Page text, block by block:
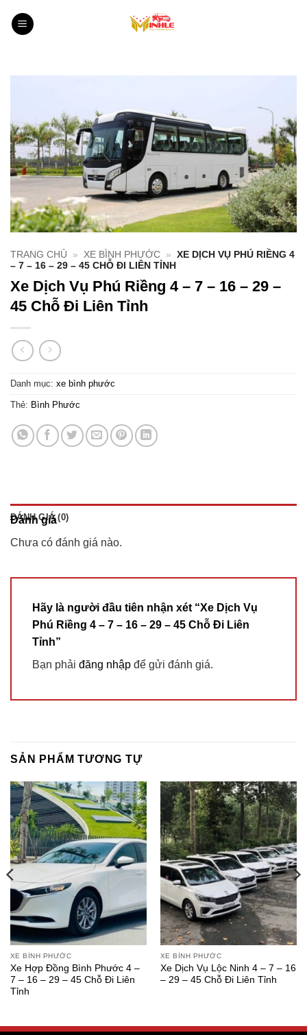
qua
TRANG CHỦ » XE BÌNH PHƯỚC »
XE DỊCH VỤ PHÚ RIỀNG 4
– 7 – 16 – 29 – 45 CHỖ ĐI LIÊN TỈNH
Xe Dịch Vụ Phú Riềng 4 – 7 – 16 – 29 –
45 Chỗ Đi Liên Tỉnh
Danh mục: xe bình phước
Thẻ: Bình Phước
ĐÁNH GIÁ (0)
Đánh giá
Chưa có đánh giá nào.
Hãy là người đầu tiên nhận xét “Xe Dịch Vụ
Phú Riềng 4 – 7 – 16 – 29 – 45 Chỗ Đi Liên
Tỉnh”
Bạn phải đăng nhập để gửi đánh giá.
SẢN PHẨM TƯƠNG TỰ
XE BÌNH PHƯỚC
Xe Hợp Đồng Bình Phước 4 –
7 – 16 – 29 – 45 Chỗ Đi Liên
Tỉnh
XE BÌNH PHƯỚC
Xe Dịch Vụ Lộc Ninh 4 – 7 – 16
– 29 – 45 Chỗ Đi Liên Tỉnh